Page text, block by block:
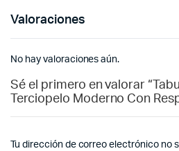
Valoraciones
No hay valoraciones aún.
Sé el primero en valorar
Terciopelo Moderno Con
Tu dirección de correo electrónico no